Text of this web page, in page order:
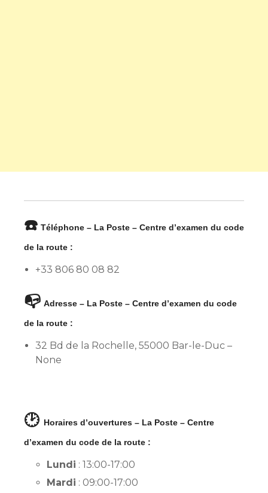
☎️ Téléphone – La Poste – Centre d’examen du code
de la route :
+33 806 80 08 82
📭 Adresse – La Poste – Centre d’examen du code
de la route :
32 Bd de la Rochelle, 55000 Bar-le-Duc –
None
🕑 Horaires d’ouvertures – La Poste – Centre
d’examen du code de la route :
Lundi : 13:00-17:00
Mardi : 09:00-17:00